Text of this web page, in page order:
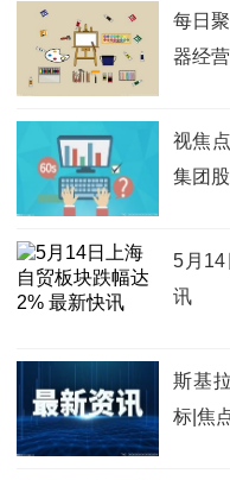
每日
器经
视焦
集团
5月14
讯
斯基
标|焦